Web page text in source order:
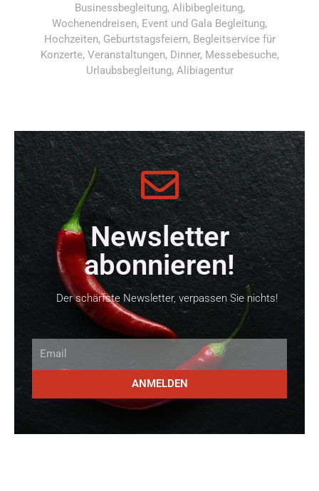
Businessbegleitung, Alibibegleitung,
Wochenendreisen, Event und Gala Begleitung,
Hochzeiten, Geburtstagsfeiern, Begleitservice für
Konzerte, Veranstaltungen, Dinner, Messebesuche,
Urlaubsbegleitung, Alibiagentur
Newsletter
abonnieren!
Der schärfste Newsletter, verpassen Sie nichts!
ANMELDEN